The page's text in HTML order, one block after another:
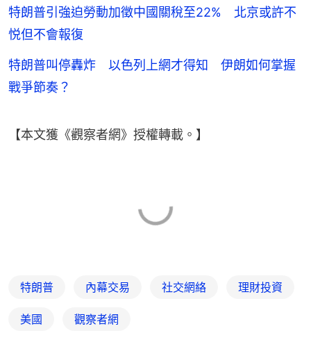
特朗普引強迫勞動加徵中國關稅至22% 北京或許不
悦但不會報復
特朗普叫停轟炸 以色列上網才得知 伊朗如何掌握
戰爭節奏？
【本文獲《觀察者網》授權轉載。】
特朗普 內幕交易 社交網絡 理財投資
美國 觀察者網